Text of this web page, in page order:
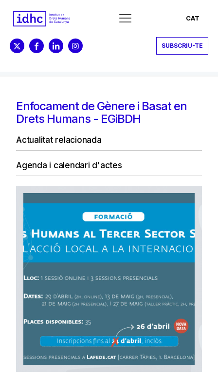
CAT
SUBSCRIU-TE
Enfocament de Gènere i Basat en
Drets Humans - EGiBDH
Actualitat relacionada
Agenda i calendari d'actes